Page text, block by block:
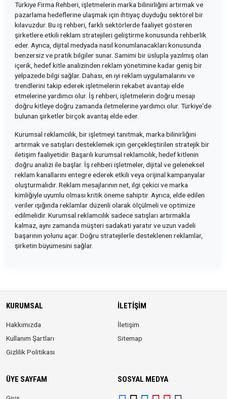
Türkiye Firma Rehberi, işletmelerin marka bilinirliğini artırmak ve
pazarlama hedeflerine ulaşmak için ihtiyaç duyduğu sektörel bir
kılavuzdur. Bu iş rehberi, farklı sektörlerde faaliyet gösteren
şirketlere etkili reklam stratejileri geliştirme konusunda rehberlik
eder. Ayrıca, dijital medyada nasıl konumlanacakları konusunda
benzersiz ve pratik bilgiler sunar. Samimi bir üslupla yazılmış olan
içerik, hedef kitle analizinden reklam yönetimine kadar geniş bir
yelpazede bilgi sağlar. Dahası, en iyi reklam uygulamalarını ve
trendlerini takip ederek işletmelerin rekabet avantajı elde
etmelerine yardımcı olur. İş rehberi, işletmelerin doğru mesajı
doğru kitleye doğru zamanda iletmelerine yardımcı olur. Türkiye'de
bulunan şirketler birçok avantaj elde eder.
Kurumsal reklamcılık, bir işletmeyi tanıtmak, marka bilinirliğini
artırmak ve satışları desteklemek için gerçekleştirilen stratejik bir
iletişim faaliyetidir. Başarılı kurumsal reklamcılık, hedef kitlenin
doğru analizi ile başlar. İş rehberi işletmeler, dijital ve geleneksel
reklam kanallarını entegre ederek etkili veya orijinal kampanyalar
oluşturmalıdır. Reklam mesajlarının net, ilgi çekici ve marka
kimliğiyle uyumlu olması kritik öneme sahiptir. Ayrıca, elde edilen
veriler ışığında reklamlar düzenli olarak ölçülmeli ve optimize
edilmelidir. Kurumsal reklamcılık sadece satışları artırmakla
kalmaz, aynı zamanda müşteri sadakati yaratır ve uzun vadeli
başarının yolunu açar. Doğru stratejilerle desteklenen reklamlar,
şirketin büyümesini sağlar.
KURUMSAL
Hakkımızda
Kullanım Şartları
Gizlilik Politikası
İLETIŞIM
İletişim
Sitemap
ÜYE SAYFAM SOSYAL MEDYA